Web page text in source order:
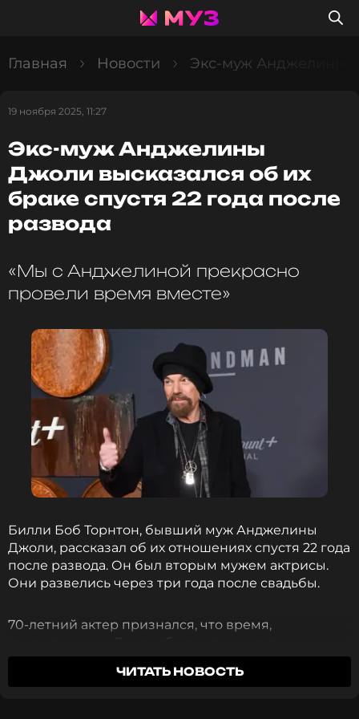
Главная Новости Экс-муж Анджелины
19 ноября 2025, 11:27
Экс-муж Анджелины
Джоли высказался об их
браке спустя 22 года после
развода
«Мы с Анджелиной прекрасно
провели время вместе»
Билли Боб Торнтон, бывший муж Анджелины
Джоли, рассказал об их отношениях спустя 22 года
после развода. Он был вторым мужем актрисы.
Они развелись через три года после свадьбы.
70-летний актер признался, что время,
проведенное с Джоли, было одним из лучших в
его жизни. Он также сообщил в интервью
Rolling Stone , что они до сих пор хорошо
ЧИТАТЬ НОВОСТЬ